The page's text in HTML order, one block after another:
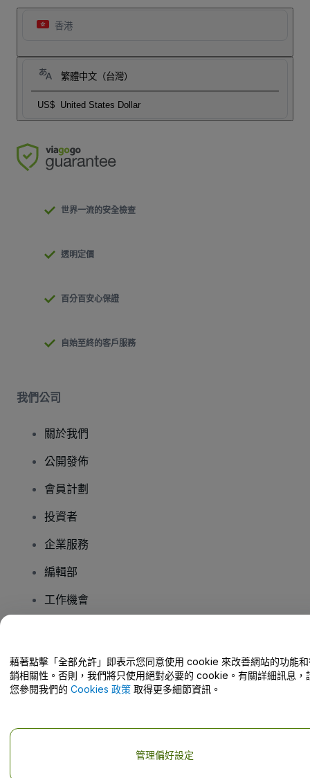
香港
繁體中文（台灣）
US$ United States Dollar
世界一流的安全檢查
透明定價
百分百安心保證
自始至終的客戶服務
我們公司
關於我們
公開發佈
會員計劃
投資者
企業服務
編輯部
工作機會
幫助中心 / 聯絡我們
公司詳情
藉著點擊「全部允許」即表示您同意使用 cookie 來改善網站的功能
銷相關性。否則，我們將只使用絕對必要的 cookie。有關詳細訊息，
您參閱我們的 Cookies 政策 取得更多細節資訊。
管理偏好設定